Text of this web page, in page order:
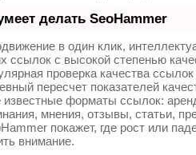
делать SeoHammer
в один клик,
ссылок с высокой степенью
проверка качества
пересчет показателей
форматы ссылок:
мнения, отзывы, статьи,
покажет, где рост или
внимание.